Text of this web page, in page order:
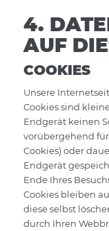
4.
AUF
COOKIES
Unsere
Cookies sind
Endgerät keinen
vorübergehend
Cookies) oder
Endgerät
Ende Ihres
Cookies bleiben
diese selbst
durch Ihren